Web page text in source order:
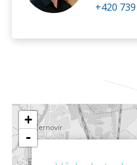
+420
+
-